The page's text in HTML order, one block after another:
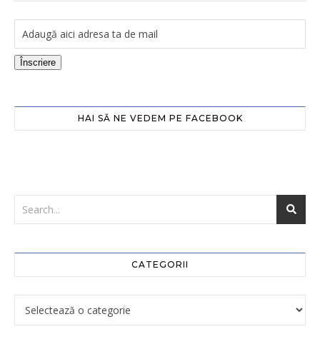
Înscriere
HAI SĂ NE VEDEM PE FACEBOOK
CATEGORII